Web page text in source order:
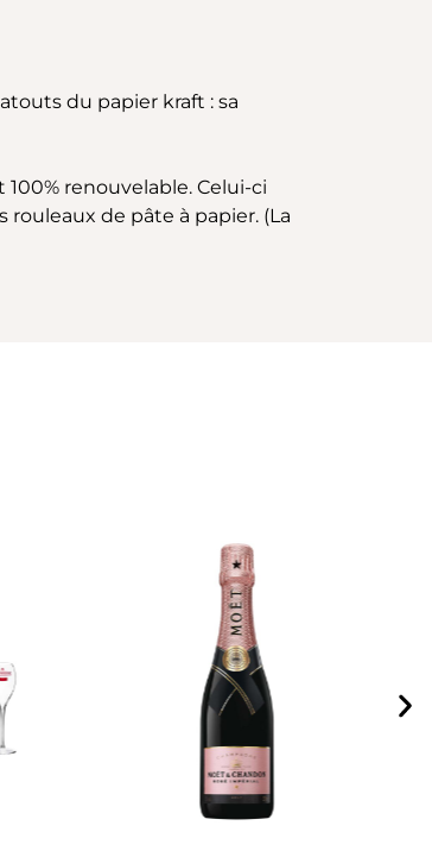
du papier kraft : sa
renouvelable. Celui-ci
de pâte à papier. (La